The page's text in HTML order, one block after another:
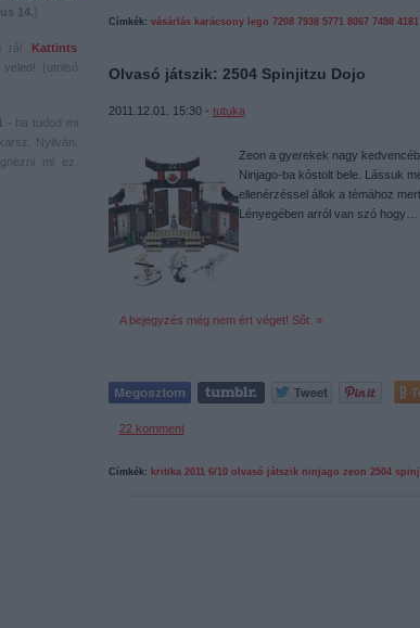
14.)
rá!
Kattints
(utolsó
- ha tudod mi
Nyilván.
mi ez.
Címkék: vásárlás karácsony lego 7208 7938 5771 8067 7498 4181
Olvasó játszik: 2504 Spinjitzu Dojo
2011.12.01. 15:30 - tutuka
Zeon a gyerekek nagy
Ninjago-ba kóstolt bele. Lássuk
ellenérzéssel állok a témához
Lényegében arról van szó hogy…
A bejegyzés még nem ért véget! Sőt. »
22komment
Címkék: kritika 2011 6/10 olvasó játszik ninjago zeon 2504